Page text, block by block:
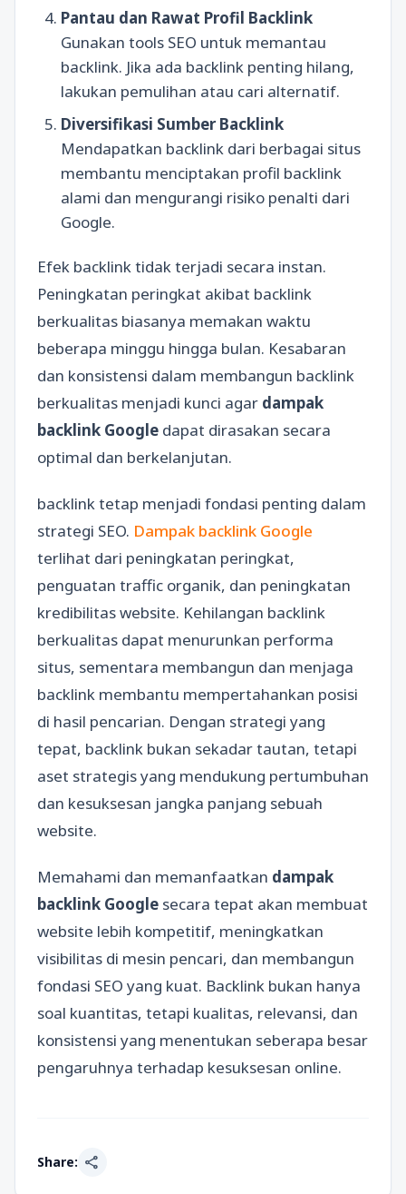
Pantau dan Rawat Profil Backlink
Gunakan tools SEO untuk memantau
backlink. Jika ada backlink penting hilang,
lakukan pemulihan atau cari alternatif.
Diversifikasi Sumber Backlink
Mendapatkan backlink dari berbagai situs
membantu menciptakan profil backlink
alami dan mengurangi risiko penalti dari
Google.
Efek backlink tidak terjadi secara instan.
Peningkatan peringkat akibat backlink
berkualitas biasanya memakan waktu
beberapa minggu hingga bulan. Kesabaran
dan konsistensi dalam membangun backlink
berkualitas menjadi kunci agar dampak
backlink Google dapat dirasakan secara
optimal dan berkelanjutan.
backlink tetap menjadi fondasi penting dalam
strategi SEO. Dampak backlink Google
terlihat dari peningkatan peringkat,
penguatan traffic organik, dan peningkatan
kredibilitas website. Kehilangan backlink
berkualitas dapat menurunkan performa
situs, sementara membangun dan menjaga
backlink membantu mempertahankan posisi
di hasil pencarian. Dengan strategi yang
tepat, backlink bukan sekadar tautan, tetapi
aset strategis yang mendukung pertumbuhan
dan kesuksesan jangka panjang sebuah
website.
Memahami dan memanfaatkan dampak
backlink Google secara tepat akan membuat
website lebih kompetitif, meningkatkan
visibilitas di mesin pencari, dan membangun
fondasi SEO yang kuat. Backlink bukan hanya
soal kuantitas, tetapi kualitas, relevansi, dan
konsistensi yang menentukan seberapa besar
pengaruhnya terhadap kesuksesan online.
Share: share